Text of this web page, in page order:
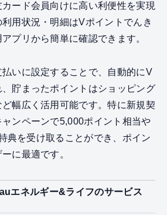
ード会員向けに高い利便性を実現
用状況・明細はVポイントでんき
プリから簡単に確認できます。
いに設定することで、自動的にV
貯まったポイントはショッピング
幅広く活用可能です。特に新規契
ンペーンで5,000ポイント相当や
典を受け取ることができ、ポイン
に最適です。
エネルギー&ライフのサービス